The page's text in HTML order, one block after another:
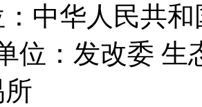
中华人民共
位：发改委 生